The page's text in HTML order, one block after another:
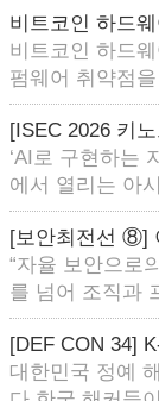
비트코인 하드
비트코인 하드
펌웨어 취약점
[ISEC 2026 키
‘AI로 구현하는
에서 열리는 아
[보안최전선 ⑧]
“자율 보안으로
를 넘어 조직과
[DEF CON 34]
대한민국 정예